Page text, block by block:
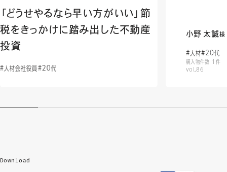
「どうせやるなら早い方がいい」節
税をきっかけに踏み出した不動産
投資
#人材会社役員 #20代
小野 太誠様
#人材#20代
購入物件数 1件
vol.86
Download